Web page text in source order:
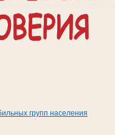
групп населения